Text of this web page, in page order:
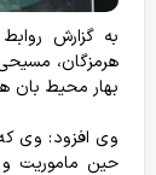
پروژه‌های
به گزارش
هرمزگان،
بهار محیط بان
وی افزود: وی
حین ماموریت و